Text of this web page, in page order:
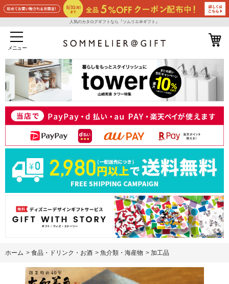
人気のカタログギフトなら『ソムリエ＠ギフト』
メニュー
ホーム > 食品・ドリンク・お酒 > 魚介類・海産物 > 加工品